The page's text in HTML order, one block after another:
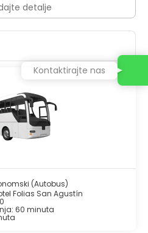
detalje
(Autobus)
Folias San Agustín
60 minuta
Kontaktirajte nas